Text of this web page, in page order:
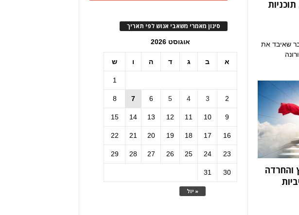
שאיבד את
והחרדה
סינון מאמרי משאבי אנוש לפי תאריך
אוגוסט 2026
א ב ג ד ה ו ש
« יול
1
2
3
4
5
6
7
8
9
10
11
12
13
14
15
16
17
18
19
20
21
22
23
24
25
26
27
28
29
30
31